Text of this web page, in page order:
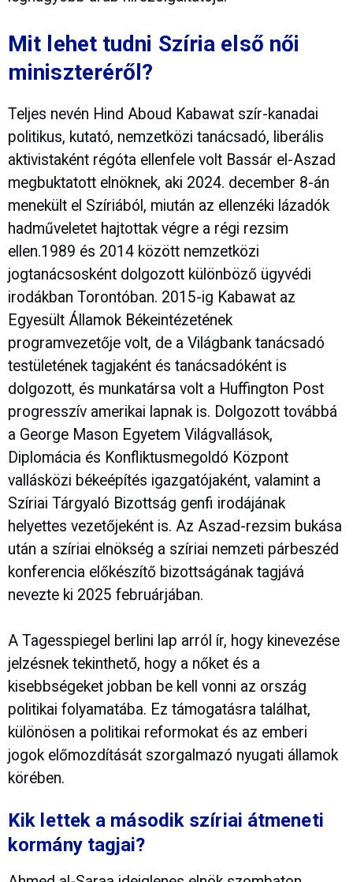
Mit lehet tudni Szíria első női
miniszteréről?
Teljes nevén Hind Aboud Kabawat szír-kanadai
politikus, kutató, nemzetközi tanácsadó, liberális
aktivistaként régóta ellenfele volt Bassár el-Aszad
megbuktatott elnöknek, aki 2024. december 8-án
menekült el Szíriából, miután az ellenzéki lázadók
hadműveletet hajtottak végre a régi rezsim
ellen.1989 és 2014 között nemzetközi
jogtanácsosként dolgozott különböző ügyvédi
irodákban Torontóban. 2015-ig Kabawat az
Egyesült Államok Békeintézetének
programvezetője volt, de a Világbank tanácsadó
testületének tagjaként és tanácsadóként is
dolgozott, és munkatársa volt a Huffington Post
progresszív amerikai lapnak is. Dolgozott továbbá
a George Mason Egyetem Világvallások,
Diplomácia és Konfliktusmegoldó Központ
vallásközi békeépítés igazgatójaként, valamint a
Szíriai Tárgyaló Bizottság genfi ​​irodájának
helyettes vezetőjeként is. Az Aszad-rezsim bukása
után a szíriai elnökség a szíriai nemzeti párbeszéd
konferencia előkészítő bizottságának tagjává
nevezte ki 2025 februárjában.
A Tagesspiegel berlini lap arról ír, hogy kinevezése
jelzésnek tekinthető, hogy a nőket és a
kisebbségeket jobban be kell vonni az ország
politikai folyamatába. Ez támogatásra találhat,
különösen a politikai reformokat és az emberi
jogok előmozdítását szorgalmazó nyugati államok
körében.
Kik lettek a második szíriai átmeneti
kormány tagjai?